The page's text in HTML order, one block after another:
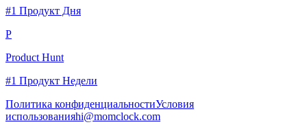
#1 Продукт Дня
P
Product Hunt
#1 Продукт Недели
Политика конфиденциальностиУсловия
использованияhi@momclock.com